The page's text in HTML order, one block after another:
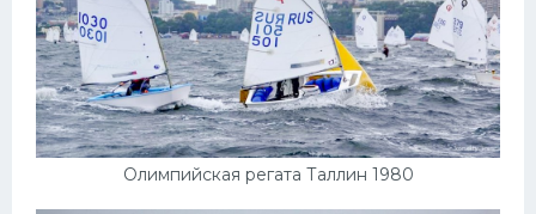
Олимпийская регата Таллин 1980